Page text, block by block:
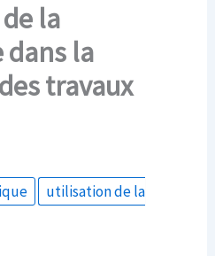
la
dans la
travaux
utilisation de la